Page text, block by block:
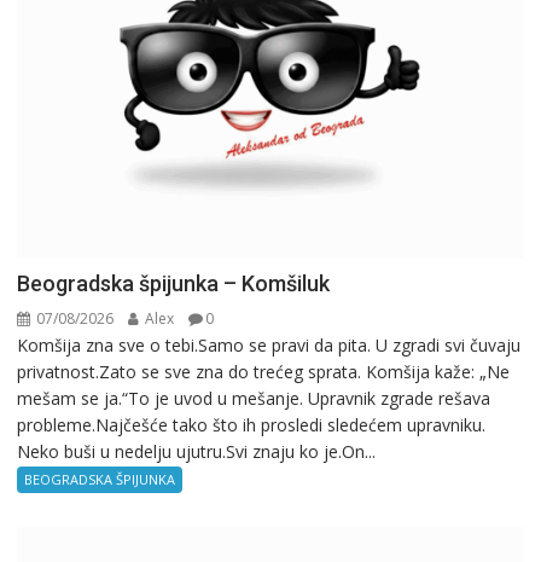
Beogradska špijunka – Komšiluk
07/08/2026 Alex 0
Komšija zna sve o tebi.Samo se pravi da pita. U zgradi svi čuvaju
privatnost.Zato se sve zna do trećeg sprata. Komšija kaže: „Ne
mešam se ja.“To je uvod u mešanje. Upravnik zgrade rešava
probleme.Najčešće tako što ih prosledi sledećem upravniku.
Neko buši u nedelju ujutru.Svi znaju ko je.On...
BEOGRADSKA ŠPIJUNKA